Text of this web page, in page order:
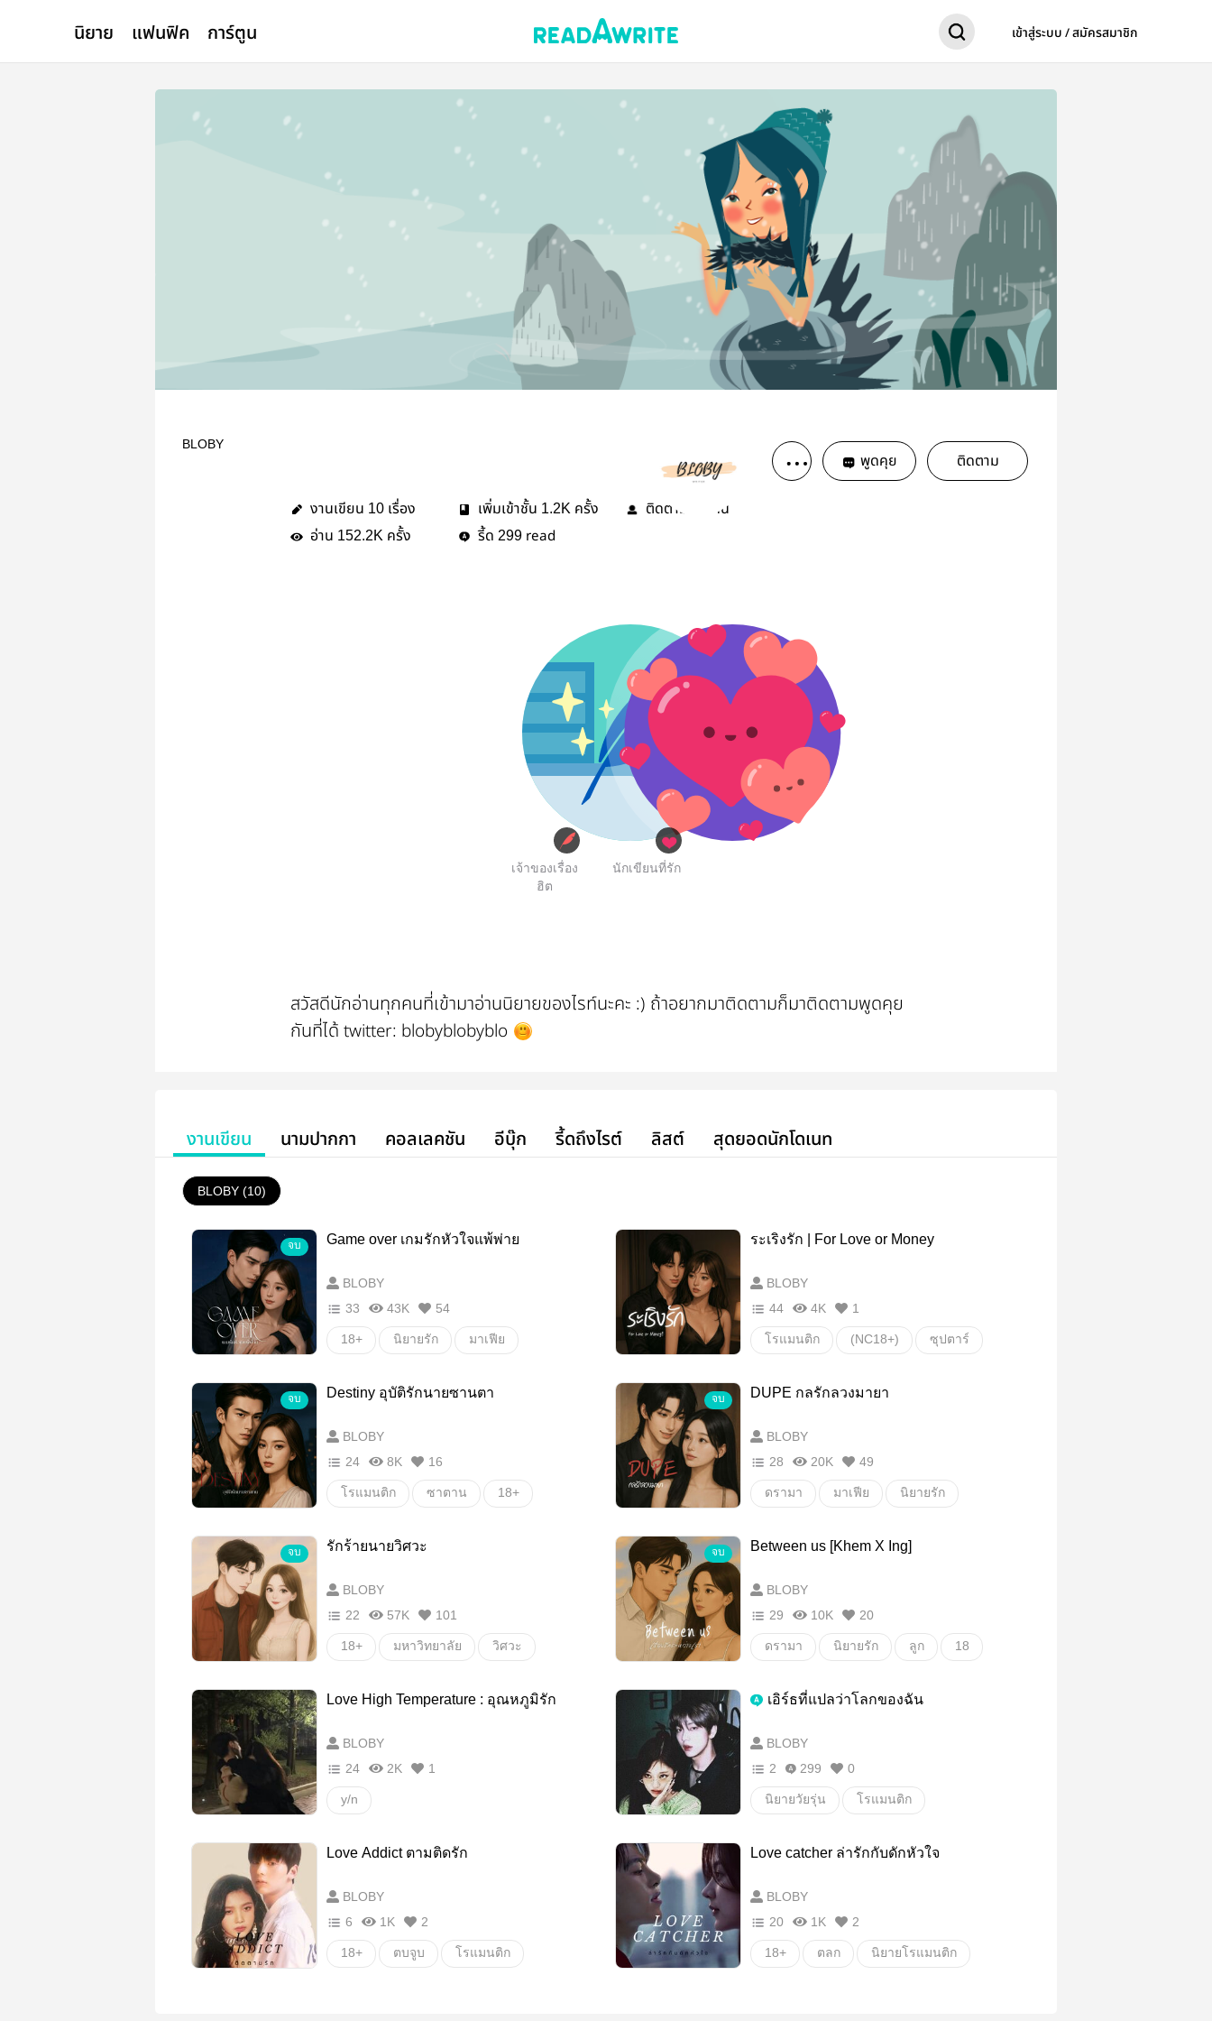
นิยาย แฟนฟิค การ์ตูน เข้าสู่ระบบ / สมัครสมาชิก
BLOBY
พูดคุย ติดตาม
งานเขียน 10 เรื่อง เพิ่มเข้าชั้น 1.2K ครั้ง ติดตาม
คน
อ่าน 152.2K ครั้ง รี้ด 299 read
เจ้าของเรื่อง
ฮิต
นักเขียนที่รัก
สวัสดีนักอ่านทุกคนที่เข้ามาอ่านนิยายของไรท์นะคะ :) ถ้าอยากมาติดตามก็มาติดตามพูดคุย
กันที่ได้ twitter: blobyblobyblo
งานเขียน นามปากกา คอลเลคชัน อีบุ๊ก รี้ดถึงไรต์ ลิสต์ สุดยอดนักโดเนท
BLOBY (10)
จบ Game over เกมรักหัวใจแพ้พ่าย
BLOBY
33
43K 54
18+ นิยายรัก มาเฟีย
ระเริงรัก | For Love or Money
BLOBY
44
4K 1
โรแมนติก (NC18+) ซุปตาร์
จบ Destiny อุบัติรักนายซานตา
BLOBY
24
8K 16
โรแมนติก ซาตาน 18+
จบ DUPE กลรักลวงมายา
BLOBY
28
20K 49
ดรามา มาเฟีย นิยายรัก
จบ รักร้ายนายวิศวะ
BLOBY
22
57K 101
18+ มหาวิทยาลัย วิศวะ
จบ Between us [Khem X Ing]
BLOBY
29
10K 20
ดรามา นิยายรัก ลูก 18
Love High Temperature : อุณหภูมิรัก
BLOBY
24
2K 1
y/n
เอิร์ธที่แปลว่าโลกของฉัน
BLOBY
2
299 0
นิยายวัยรุ่น โรแมนติก
Love Addict ตามติดรัก
BLOBY
6
1K 2
18+ ตบจูบ โรแมนติก
Love catcher ล่ารักกับดักหัวใจ
BLOBY
20
1K 2
18+ ตลก นิยายโรแมนติก